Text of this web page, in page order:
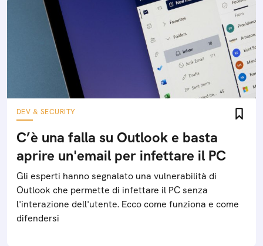
DEV & SECURITY
C’è una falla su Outlook e basta
aprire un'email per infettare il PC
Gli esperti hanno segnalato una vulnerabilità di
Outlook che permette di infettare il PC senza
l'interazione dell'utente. Ecco come funziona e come
difendersi